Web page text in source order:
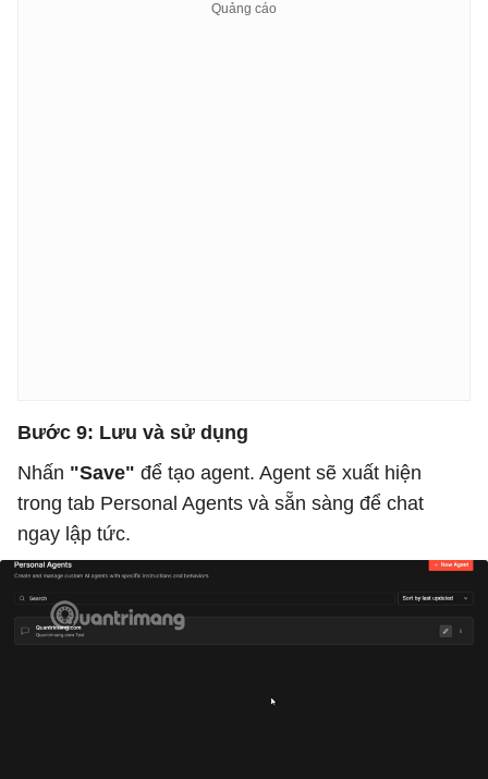
Bước 9: Lưu và sử dụng
Nhấn "Save" để tạo agent. Agent sẽ xuất hiện
trong tab Personal Agents và sẵn sàng để chat
ngay lập tức.